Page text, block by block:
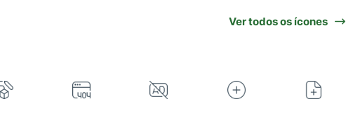
Ver todos os ícones